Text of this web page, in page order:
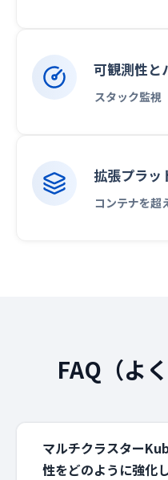
可観測性と
スタック監視
拡張プラッ
コンテナを超
FAQ（よ
マルチクラスター
性をどのように強化